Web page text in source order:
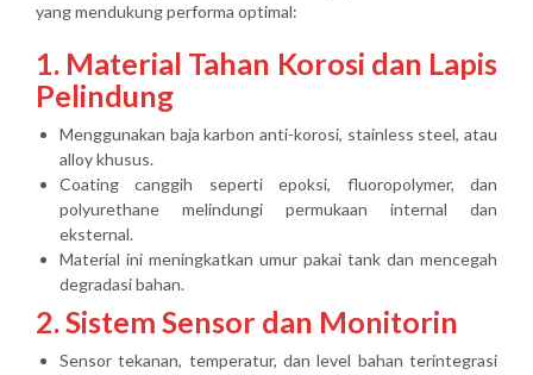
yang mendukung performa optimal:
1. Material Tahan Korosi dan Lapis
Pelindung
Menggunakan baja karbon anti-korosi, stainless steel, atau
alloy khusus.
Coating canggih seperti epoksi, fluoropolymer, dan
polyurethane melindungi permukaan internal dan
eksternal.
Material ini meningkatkan umur pakai tank dan mencegah
degradasi bahan.
2. Sistem Sensor dan Monitorin
Sensor tekanan, temperatur, dan level bahan terintegrasi